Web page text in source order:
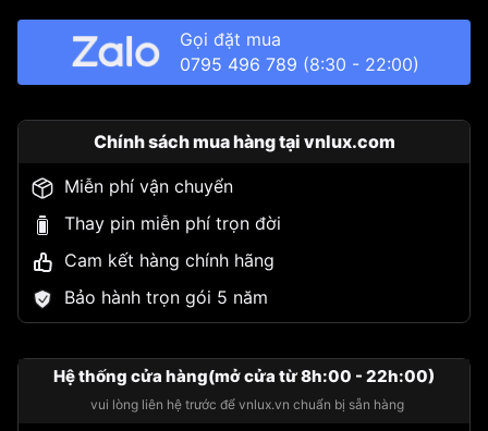
Gọi đặt mua
0795 496 789 (8:30 - 22:00)
Chính sách mua hàng tại vnlux.com
Miễn phí vận chuyển
Thay pin miễn phí trọn đời
Cam kết hàng chính hãng
Bảo hành trọn gói 5 năm
Hệ thống cửa hàng(mở cửa từ 8h:00 - 22h:00)
vui lòng liên hệ trước để vnlux.vn chuẩn bị sẵn hàng